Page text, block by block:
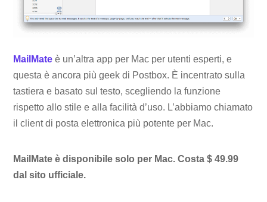
MailMate è un’altra app per Mac per utenti esperti, e
questa è ancora più geek di Postbox. È incentrato sulla
tastiera e basato sul testo, scegliendo la funzione
rispetto allo stile e alla facilità d’uso. L’abbiamo chiamato
il client di posta elettronica più potente per Mac.
MailMate è disponibile solo per Mac. Costa $ 49.99
dal sito ufficiale.